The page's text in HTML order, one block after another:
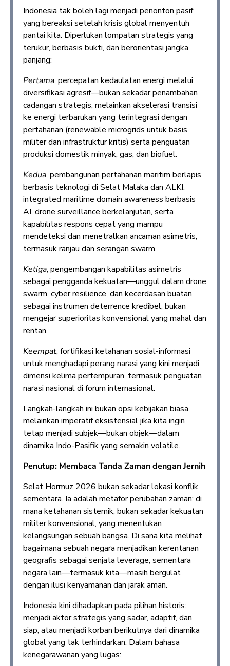
Indonesia tak boleh lagi menjadi penonton pasif
yang bereaksi setelah krisis global menyentuh
pantai kita. Diperlukan lompatan strategis yang
terukur, berbasis bukti, dan berorientasi jangka
panjang:
Pertama, percepatan kedaulatan energi melalui
diversifikasi agresif—bukan sekadar penambahan
cadangan strategis, melainkan akselerasi transisi
ke energi terbarukan yang terintegrasi dengan
pertahanan (renewable microgrids untuk basis
militer dan infrastruktur kritis) serta penguatan
produksi domestik minyak, gas, dan biofuel.
Kedua, pembangunan pertahanan maritim berlapis
berbasis teknologi di Selat Malaka dan ALKI:
integrated maritime domain awareness berbasis
AI, drone surveillance berkelanjutan, serta
kapabilitas respons cepat yang mampu
mendeteksi dan menetralkan ancaman asimetris,
termasuk ranjau dan serangan swarm.
Ketiga, pengembangan kapabilitas asimetris
sebagai pengganda kekuatan—unggul dalam drone
swarm, cyber resilience, dan kecerdasan buatan
sebagai instrumen deterrence kredibel, bukan
mengejar superioritas konvensional yang mahal dan
rentan.
Keempat, fortifikasi ketahanan sosial-informasi
untuk menghadapi perang narasi yang kini menjadi
dimensi kelima pertempuran, termasuk penguatan
narasi nasional di forum internasional.
Langkah-langkah ini bukan opsi kebijakan biasa,
melainkan imperatif eksistensial jika kita ingin
tetap menjadi subjek—bukan objek—dalam
dinamika Indo-Pasifik yang semakin volatile.
Penutup: Membaca Tanda Zaman dengan Jernih
Selat Hormuz 2026 bukan sekadar lokasi konflik
sementara. Ia adalah metafor perubahan zaman: di
mana ketahanan sistemik, bukan sekadar kekuatan
militer konvensional, yang menentukan
kelangsungan sebuah bangsa. Di sana kita melihat
bagaimana sebuah negara menjadikan kerentanan
geografis sebagai senjata leverage, sementara
negara lain—termasuk kita—masih bergulat
dengan ilusi kenyamanan dan jarak aman.
Indonesia kini dihadapkan pada pilihan historis:
menjadi aktor strategis yang sadar, adaptif, dan
siap, atau menjadi korban berikutnya dari dinamika
global yang tak terhindarkan. Dalam bahasa
kenegarawanan yang lugas: